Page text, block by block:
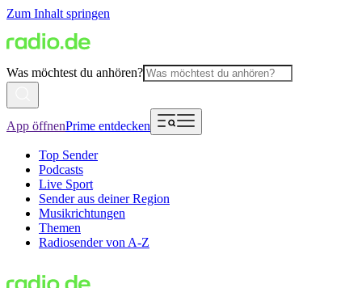
Zum Inhalt springen
Was möchtest du anhören?
App öffnenPrime entdecken
Top Sender
Podcasts
Live Sport
Sender aus deiner Region
Musikrichtungen
Themen
Radiosender von A-Z